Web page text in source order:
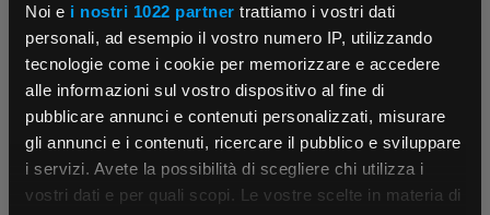
Noi e i nostri 1022 partner trattiamo i vostri dati
personali, ad esempio il vostro numero IP, utilizzando
tecnologie come i cookie per memorizzare e accedere
alle informazioni sul vostro dispositivo al fine di
pubblicare annunci e contenuti personalizzati, misurare
gli annunci e i contenuti, ricercare il pubblico e sviluppare
i servizi. Avete la possibilità di scegliere chi utilizza i
vostri dati e per quali scopi. Le vostre scelte in materia di
×